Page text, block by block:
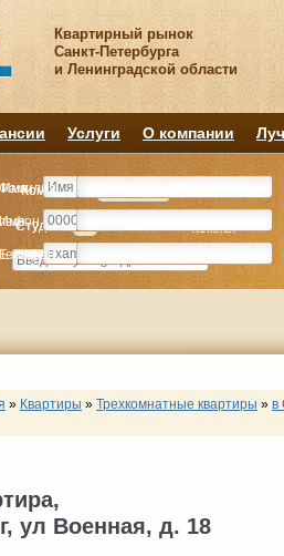
Квартирный рынок
Санкт-Петербурга
и Ленинградской области
Услуги О компании
Комнату
Студия Комнат
Комнату
Студия Комнат
Имя
E-mail
Фамилия
Имя
Телефон
» Квартиры » Трехкомнатные квартиры » в
ул Военная, д. 18